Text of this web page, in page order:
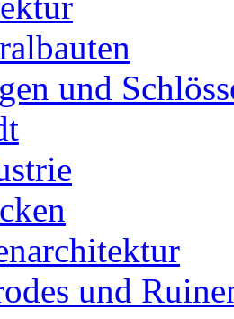
und
und